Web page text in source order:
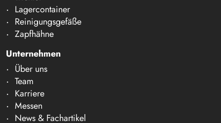
Lagercontainer
Reinigungsgefäße
Zapfhähne
Unternehmen
Über uns
Team
Karriere
Messen
News & Fachartikel